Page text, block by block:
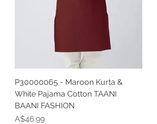
P30000065 - Maroon Kurta &
White Pajama Cotton TAANI
BAANI FASHION
मूल्य
A$46.99